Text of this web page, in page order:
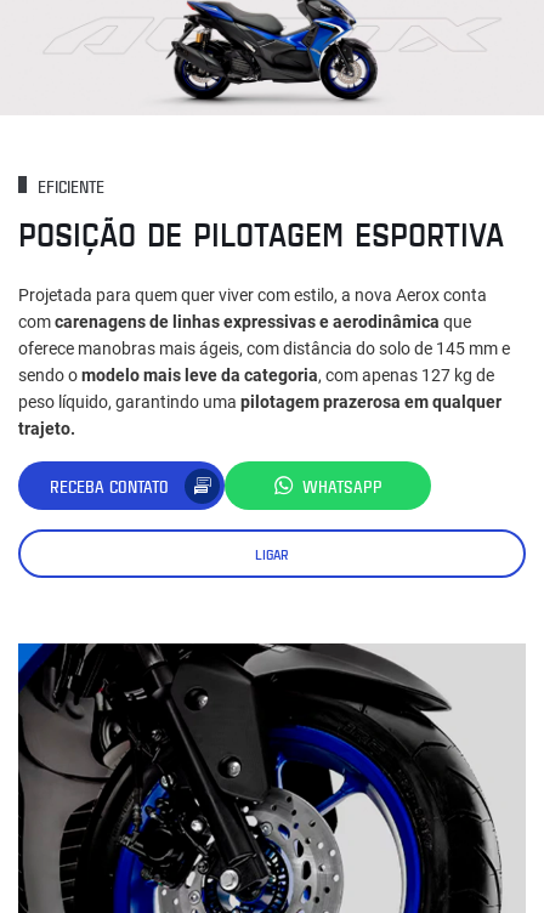
EFICIENTE
POSIÇÃO DE PILOTAGEM ESPORTIVA
Projetada para quem quer viver com estilo, a nova Aerox conta
comcarenagens de linhas expressivas e aerodinâmica que
oferece manobras mais ágeis, com distância do solo de 145 mm e
sendo omodelo mais leve da categoria, com apenas 127 kg de
peso líquido, garantindo uma pilotagem prazerosa em qualquer
trajeto.
RECEBA CONTATO WHATSAPP
LIGAR